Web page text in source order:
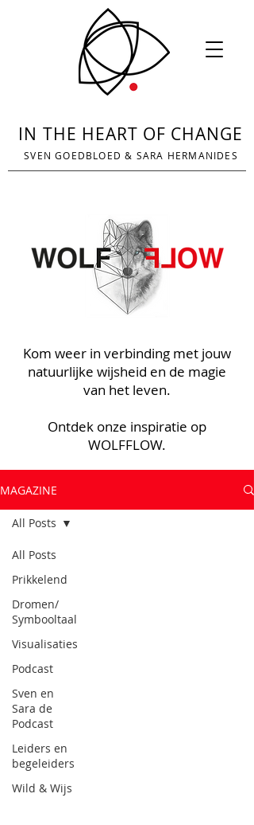
IN THE HEART OF CHANGE
SVEN GOEDBLOED & SARA HERMANIDES
Kom weer in verbinding met jouw
natuurlijke wijsheid en de magie
van het leven.
Ontdek onze inspiratie op
WOLFFLOW.
MAGAZINE
All Posts
Prikkelend
Dromen/
Symbooltaal
Visualisaties
Podcast
Sven en
Sara de
Podcast
Leiders en
begeleiders
Wild & Wijs
All Posts